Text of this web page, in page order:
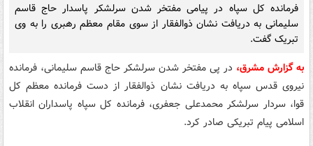
فرمانده کل سپاه در پیامی مفتخر شدن سرلشکر پاسدار حاج قاسم
سلیمانی به دریافت نشان ذوالفقار از سوی مقام معظم رهبری را به وی
تبریک گفت.
به گزارش مشرق، در پی مفتخر شدن سرلشکر حاج قاسم سلیمانی، فرمانده
نیروی قدس سپاه به دریافت نشان ذوالفقار از دست فرمانده معظم کل
قوا، سردار سرلشکر محمدعلی جعفری، فرمانده کل سپاه پاسداران انقلاب
اسلامی پیام تبریکی صادر کرد.